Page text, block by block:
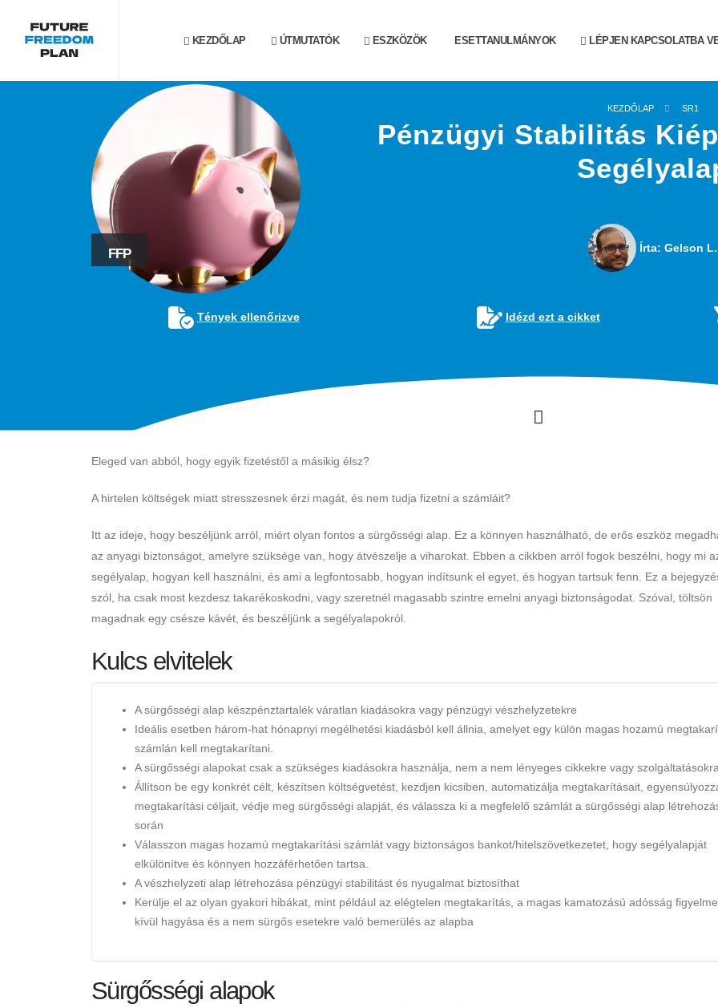
KEZDŐLAP ÚTMUTATÓK ESZKÖZÖK ESETTANULMÁNYOK LÉPJEN KAPCSOLATBA
FFP
KEZDŐLAP SR1
Pénzügyi Stabilitás
Írta: Gelson L.
Tények ellenőrizve Idézd ezt a cikket
Eleged van abból, hogy egyik fizetéstől a másikig élsz?
A hirtelen költségek miatt stresszesnek érzi magát, és nem tudja fizetni a számláit?
Itt az ideje, hogy beszéljünk arról, miért olyan fontos a sürgősségi alap. Ez a könnyen használható, de erős eszköz
az anyagi biztonságot, amelyre szüksége van, hogy átvészelje a viharokat. Ebben a cikkben arról fogok beszélni, hogy mi
segélyalap, hogyan kell használni, és ami a legfontosabb, hogyan indítsunk el egyet, és hogyan tartsuk fenn. Ez a
szól, ha csak most kezdesz takarékoskodni, vagy szeretnél magasabb szintre emelni anyagi biztonságodat. Szóval, töltsön
magadnak egy csésze kávét, és beszéljünk a segélyalapokról.
Kulcs elvitelek
A sürgősségi alap készpénztartalék váratlan kiadásokra vagy pénzügyi vészhelyzetekre
Ideális esetben három-hat hónapnyi megélhetési kiadásból kell állnia, amelyet egy külön magas hozamú
számlán kell megtakarítani.
A sürgősségi alapokat csak a szükséges kiadásokra használja, nem a nem lényeges cikkekre vagy szolgáltatásokra
Állítson be egy konkrét célt, készítsen költségvetést, kezdjen kicsiben, automatizálja megtakarításait,
megtakarítási céljait, védje meg sürgősségi alapját, és válassza ki a megfelelő számlát a sürgősségi alap
során
Válasszon magas hozamú megtakarítási számlát vagy biztonságos bankot/hitelszövetkezetet, hogy segélyalapját
elkülönítve és könnyen hozzáférhetően tartsa.
A vészhelyzeti alap létrehozása pénzügyi stabilitást és nyugalmat biztosíthat
Kerülje el az olyan gyakori hibákat, mint például az elégtelen megtakarítás, a magas kamatozású adósság
kívül hagyása és a nem sürgős esetekre való bemerülés az alapba
Sürgősségi alapok